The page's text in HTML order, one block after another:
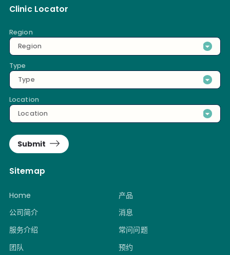
Clinic Locator
Region
Region
Type
Type
Location
Location
Submit
Sitemap
Home
公司简介
服务介绍
团队
产品
消息
常问问题
预约